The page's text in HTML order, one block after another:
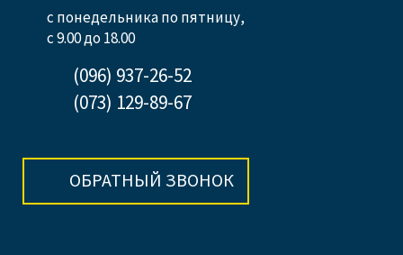
с понедельника по пятницу,
с 9.00 до 18.00
(096) 937-26-52
(073) 129-89-67
ОБРАТНЫЙ ЗВОНОК